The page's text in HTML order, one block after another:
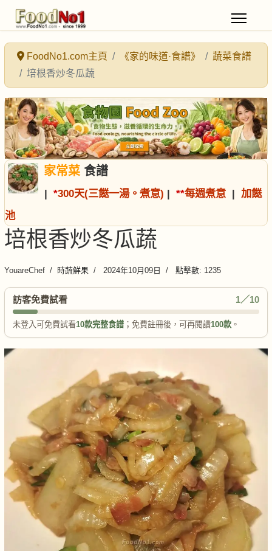
FoodNo1.com主頁 《家的味道·食譜》
蔬菜食譜
培根香炒冬瓜蔬
家常菜食譜
| *300天(三餸一湯。煮意) | **每週煮意 | 加餸
池
培根香炒冬瓜蔬
YouareChef 時蔬鮮果 2024年10月09日 點擊數: 1235
訪客免費試看 1／10
未登入可免費試看10款完整食譜 ；免費註冊後，可再閱讀100款 。